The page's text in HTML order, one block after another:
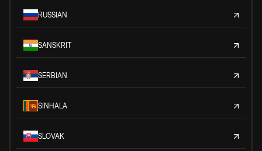
RUSSIAN
SANSKRIT
SERBIAN
SINHALA
SLOVAK